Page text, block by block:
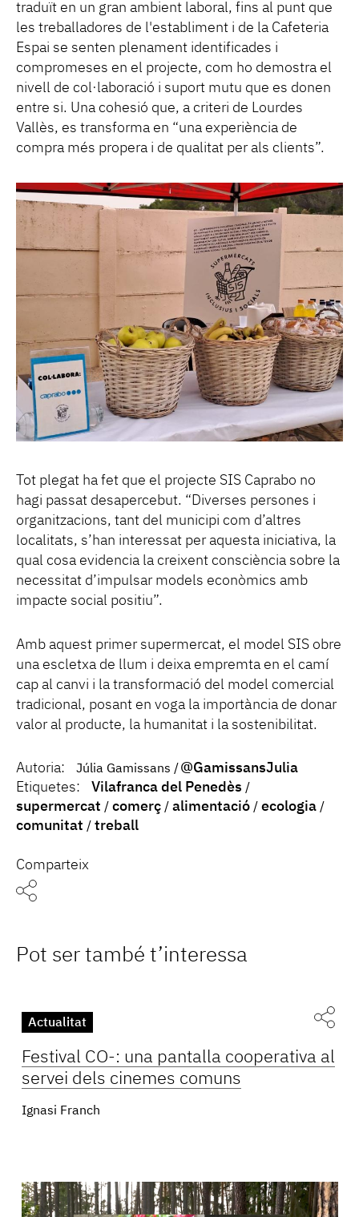
traduït en un gran ambient laboral, fins al punt que
les treballadores de l'establiment i de la Cafeteria
Espai se senten plenament identificades i
compromeses en el projecte, com ho demostra el
nivell de col·laboració i suport mutu que es donen
entre si. Una cohesió que, a criteri de Lourdes
Vallès, es transforma en “una experiència de
compra més propera i de qualitat per als clients”.
Tot plegat ha fet que el projecte SIS Caprabo no
hagi passat desapercebut. “Diverses persones i
organitzacions, tant del municipi com d’altres
localitats, s’han interessat per aquesta iniciativa, la
qual cosa evidencia la creixent consciència sobre la
necessitat d’impulsar models econòmics amb
impacte social positiu”.
Amb aquest primer supermercat, el model SIS obre
una escletxa de llum i deixa empremta en el camí
cap al canvi i la transformació del model comercial
tradicional, posant en voga la importància de donar
valor al producte, la humanitat i la sostenibilitat.
Autoria: Júlia Gamissans
@GamissansJulia
Etiquetes:
Vilafranca del Penedès
supermercat
comerç alimentació
ecologia
comunitat
treball
Comparteix
Pot ser també t’interessa
Actualitat
Festival CO-: una pantalla cooperativa al
servei dels cinemes comuns
Ignasi Franch